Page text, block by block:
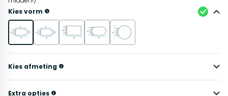
Kies vorm
Kies afmeting
Extra opties